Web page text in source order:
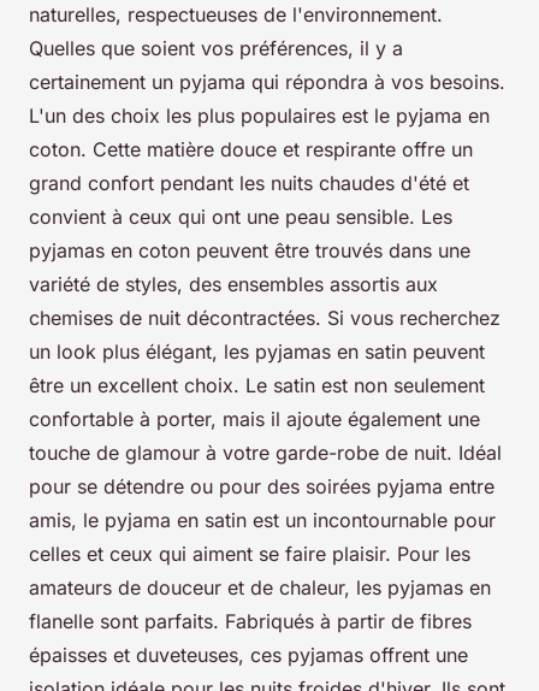
naturelles, respectueuses de l'environnement.
Quelles que soient vos préférences, il y a
certainement un pyjama qui répondra à vos besoins.
L'un des choix les plus populaires est le pyjama en
coton. Cette matière douce et respirante offre un
grand confort pendant les nuits chaudes d'été et
convient à ceux qui ont une peau sensible. Les
pyjamas en coton peuvent être trouvés dans une
variété de styles, des ensembles assortis aux
chemises de nuit décontractées. Si vous recherchez
un look plus élégant, les pyjamas en satin peuvent
être un excellent choix. Le satin est non seulement
confortable à porter, mais il ajoute également une
touche de glamour à votre garde-robe de nuit. Idéal
pour se détendre ou pour des soirées pyjama entre
amis, le pyjama en satin est un incontournable pour
celles et ceux qui aiment se faire plaisir. Pour les
amateurs de douceur et de chaleur, les pyjamas en
flanelle sont parfaits. Fabriqués à partir de fibres
épaisses et duveteuses, ces pyjamas offrent une